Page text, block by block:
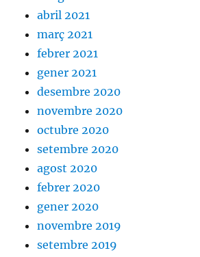
abril 2021
març 2021
febrer 2021
gener 2021
desembre 2020
novembre 2020
octubre 2020
setembre 2020
agost 2020
febrer 2020
gener 2020
novembre 2019
setembre 2019